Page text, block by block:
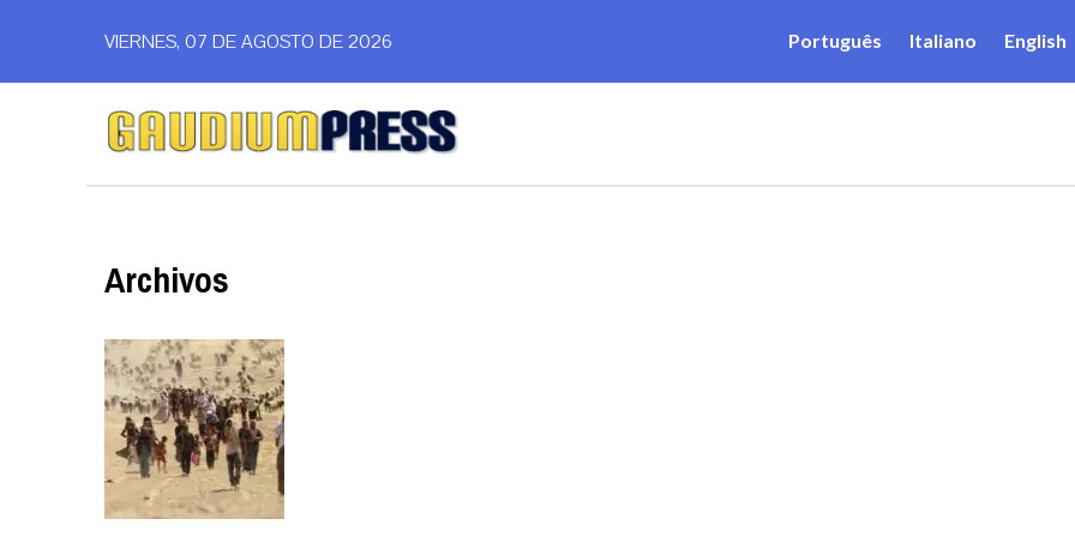
VIERNES, 07 DE AGOSTO DE 2026 Português Italiano English
Archivos